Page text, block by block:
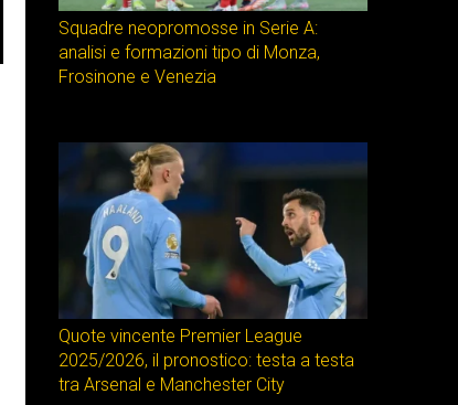
Squadre neopromosse in Serie A:
analisi e formazioni tipo di Monza,
Frosinone e Venezia
Quote vincente Premier League
2025/2026, il pronostico: testa a testa
tra Arsenal e Manchester City